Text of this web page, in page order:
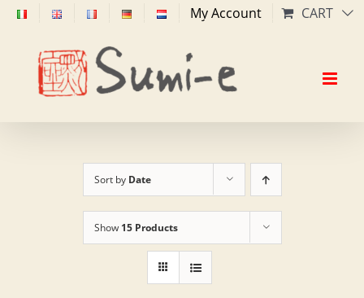
Skip
content
My Account CART
Sort by Date
Show 15 Products